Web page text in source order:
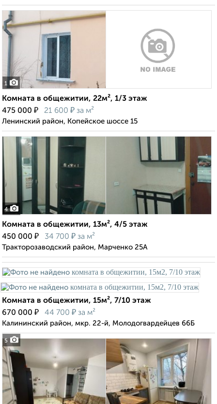
1
Комната в общежитии, 22м², 1/3 этаж
475 000 ₽ 21 600 ₽ за м²
Ленинский район, Копейское шоссе 15
4
Комната в общежитии, 13м², 4/5 этаж
450 000 ₽ 34 700 ₽ за м²
Тракторозаводский район, Марченко 25А
5
Комната в общежитии, 15м², 7/10 этаж
670 000 ₽ 44 700 ₽ за м²
Калининский район, мкр. 22-й, Молодогвардейцев 66Б